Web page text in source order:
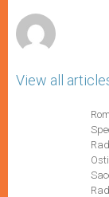
View all